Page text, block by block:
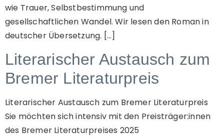
wie Trauer, Selbstbestimmung und
gesellschaftlichen Wandel. Wir lesen den Roman in
deutscher Übersetzung. […]
Literarischer Austausch zum
Bremer Literaturpreis
Literarischer Austausch zum Bremer Literaturpreis
Sie möchten sich intensiv mit den Preisträger:innen
des Bremer Literaturpreises 2025